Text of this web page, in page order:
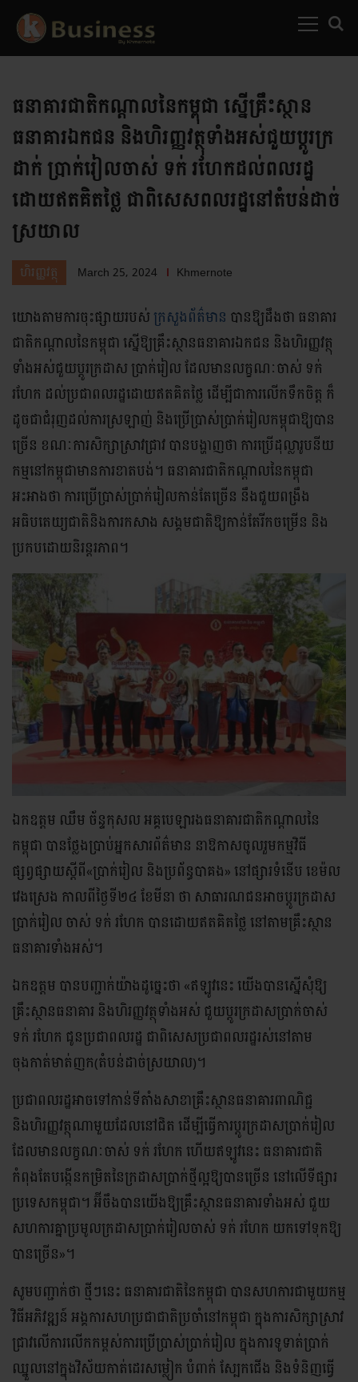
ធនាគារជាតិកណ្តាលនៃកម្ពុជា ស្នើគ្រឹះស្ថាន
ធនាគារឯកជន និងហិរញ្ញវត្ថុទាំងអស់ជួយប្តូរក្រ
ដាក់ ប្រាក់រៀលចាស់ ទក់ រហែកដល់ពលរដ្ឋ
ដោយឥតគិតថ្លៃ ជាពិសេសពលរដ្ឋនៅតំបន់ដាច់
ស្រយាល
ហិរញ្ញវត្ថុ March 25, 2024 Khmernote
យោងតាមការចុះផ្សាយរបស់ ក្រសួងព័ត៌មាន បានឱ្យដឹងថា ធនាគារ
ជាតិកណ្តាលនៃកម្ពុជា ស្នើឱ្យគ្រឹះស្ថានធនាគារឯកជន និងហិរញ្ញវត្ថុ
ទាំងអស់ជួយប្តូរក្រដាស ប្រាក់រៀល ដែលមានលក្ខណៈចាស់ ទក់
រហែក ដល់ប្រជាពលរដ្ឋដោយឥតគិតថ្លៃ ដើម្បីជាការលើកទឹកចិត្ត ក៏
ដូចជាជំរុញដល់ការស្រឡាញ់ និងប្រើប្រាស់ប្រាក់រៀលកម្ពុជាឱ្យបាន
ច្រើន ខណៈការសិក្សាស្រាវជ្រាវ បានបង្ហាញថា ការប្រើដុល្លារូបនីយ
កម្មនៅកម្ពុជាមានការខាតបង់។ ធនាគារជាតិកណ្តាលនៃកម្ពុជា
អះអាងថា ការប្រើប្រាស់ប្រាក់រៀលកាន់តែច្រើន នឹងជួយពង្រឹង
អធិបតេយ្យជាតិនិងការកសាង សង្គមជាតិឱ្យកាន់តែរីកចម្រើន និង
ប្រកបដោយនិរន្តរភាព។
ឯកឧត្តម ឈឹម ច័ន្ទកុសល អគ្គបេឡារងធនាគារជាតិកណ្តាលនៃ
កម្ពុជា បានថ្លែងប្រាប់អ្នកសារព័ត៌មាន នាឱកាសចូលរួមកម្មវិធី
ផ្សព្វផ្សាយស្តីពី«ប្រាក់រៀល និងប្រព័ន្ធបាគង» នៅផ្សារទំនើប ខេម៉ល
វេងស្រេង កាលពីថ្ងៃទី២៤ ខែមីនា ថា សាធារណជនអាចប្តូរក្រដាស
ប្រាក់រៀល ចាស់ ទក់ រហែក បានដោយឥតគិតថ្លៃ នៅតាមគ្រឹះស្ថាន
ធនាគារទាំងអស់។
ឯកឧត្តម បានបញ្ជាក់យ៉ាងដូច្នេះថា «ឥឡូវនេះ យើងបានស្នើសុំឱ្យ
គ្រឹះស្ថានធនាគារ និងហិរញ្ញវត្ថុទាំងអស់ ជួយប្តូរក្រដាសប្រាក់ចាស់
ទក់ រហែក ជូនប្រជាពលរដ្ឋ ជាពិសេសប្រជាពលរដ្ឋរស់នៅតាម
ចុងកាត់មាត់ញក(តំបន់ដាច់ស្រយាល)។
ប្រជាពលរដ្ឋអាចទៅកាន់ទីតាំងសាខាគ្រឹះស្ថានធនាគារពាណិជ្ជ
និងហិរញ្ញវត្ថុណាមួយដែលនៅជិត ដើម្បីធ្វើការប្តូរក្រដាសប្រាក់រៀល
ដែលមានលក្ខណៈចាស់ ទក់ រហែក ហើយឥឡូវនេះ ធនាគារជាតិ
កំពុងតែបង្កើនកម្រិតនៃក្រដាសប្រាក់ថ្មីល្អឱ្យបានច្រើន នៅលើទីផ្សារ
ប្រទេសកម្ពុជា។ អ៊ីចឹងបានយើងឱ្យគ្រឹះស្ថានធនាគារទាំងអស់ ជួយ
សហការគ្នាប្រមូលក្រដាសប្រាក់រៀលចាស់ ទក់ រហែក យកទៅទុកឱ្យ
បានច្រើន»។
សូមបញ្ជាក់ថា ថ្មីៗនេះ ធនាគារជាតិនៃកម្ពុជា បានសហការជាមួយកម្ម
វិធីអភិវឌ្ឍន៍ អង្គការសហប្រជាជាតិប្រចាំនៅកម្ពុជា ក្នុងការសិក្សាស្រាវ
ជ្រាវលើការលើកកម្ពស់ការប្រើប្រាស់ប្រាក់រៀល ក្នុងការទូទាត់ប្រាក់
ឈ្នួលនៅក្នុងវិស័យកាត់ដេរសម្លៀក បំពាក់ ស្បែកជើង និងទំនិញធ្វើ